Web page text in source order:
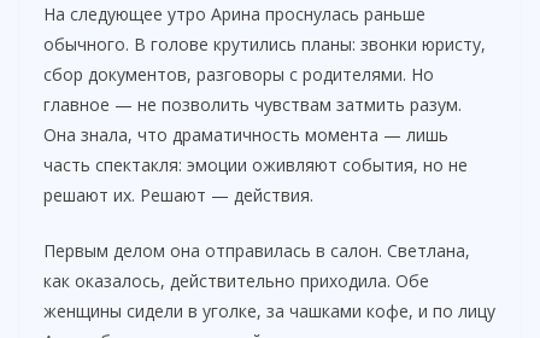
На следующее утро Арина проснулась раньше
обычного. В голове крутились планы: звонки юристу,
сбор документов, разговоры с родителями. Но
главное — не позволить чувствам затмить разум.
Она знала, что драматичность момента — лишь
часть спектакля: эмоции оживляют события, но не
решают их. Решают — действия.
Первым делом она отправилась в салон. Светлана,
как оказалось, действительно приходила. Обе
женщины сидели в уголке, за чашками кофе, и по лицу